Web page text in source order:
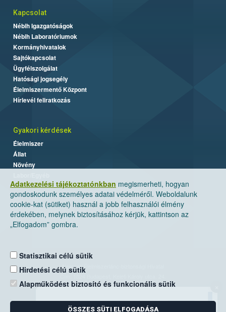
Adatkezelési tájékoztatónkban megismerheti, hogyan
gondoskodunk személyes adatai védelméről. Weboldalunk
cookie-kat (sütiket) használ a jobb felhasználói élmény
érdekében, melynek biztosításához kérjük, kattintson az
„Elfogadom” gombra.
Statisztikai célú sütik
Hirdetési célú sütik
Alapműködést biztosító és funkcionális sütik
ÖSSZES SÜTI ELFOGADÁSA
Kapcsolat
Nébih Igazgatóságok
Nébih Laboratóriumok
Kormányhivatalok
Sajtókapcsolat
Ügyfélszolgálat
Hatósági jogsegély
Élelmiszermentő Központ
Hírlevél feliratkozás
Gyakori kérdések
Élelmiszer
Állat
Növény
Nemzeti Élelmiszerlánc-biztonsági Hivatal
Levelezési cím: 1525 Budapest. Pf. 30.